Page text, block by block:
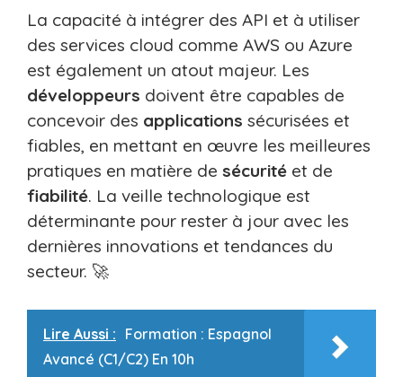
La capacité à intégrer des API et à utiliser
des services cloud comme AWS ou Azure
est également un atout majeur. Les
développeurs doivent être capables de
concevoir des applications sécurisées et
fiables, en mettant en œuvre les meilleures
pratiques en matière de sécurité et de
fiabilité. La veille technologique est
déterminante pour rester à jour avec les
dernières innovations et tendances du
secteur. 🚀
Lire Aussi : Formation : Espagnol
Avancé (C1/C2) En 10h